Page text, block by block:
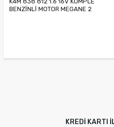
BENZİNLİ MOTOR MEGANE 2
KREDİ KARTI